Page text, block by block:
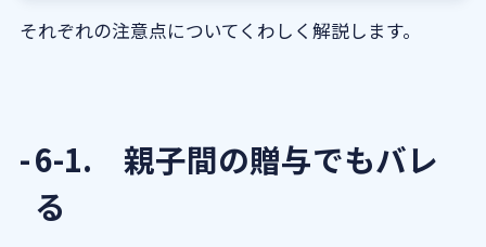
それぞれの注意点についてくわしく解説します。
6-1. 親子間の贈与でもバレ
る